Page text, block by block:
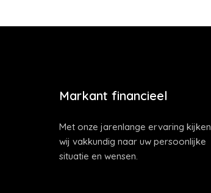
Markant financieel
Met onze jarenlange ervaring kijken
wij vakkundig naar uw persoonlijke
situatie en wensen.